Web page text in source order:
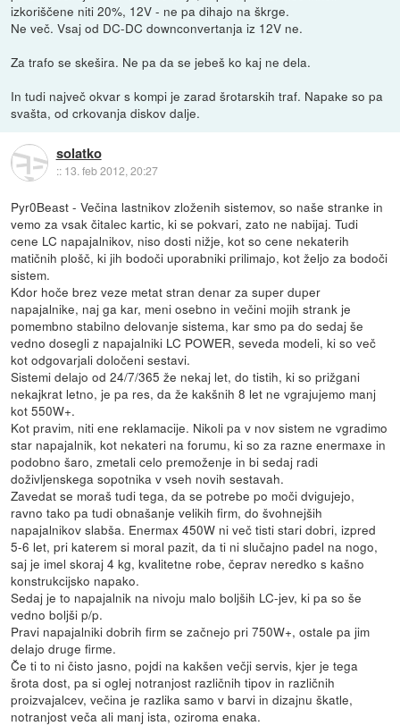
izkoriščene niti 20%, 12V - ne pa dihajo na škrge.
Ne več. Vsaj od DC-DC downconvertanja iz 12V ne.
Za trafo se skešira. Ne pa da se jebeš ko kaj ne dela.
In tudi največ okvar s kompi je zarad šrotarskih traf. Napake so pa
svašta, od crkovanja diskov dalje.
solatko
:: 13. feb 2012, 20:27
Pyr0Beast - Večina lastnikov zloženih sistemov, so naše stranke in
vemo za vsak čitalec kartic, ki se pokvari, zato ne nabijaj. Tudi
cene LC napajalnikov, niso dosti nižje, kot so cene nekaterih
matičnih plošč, ki jih bodoči uporabniki prilimajo, kot željo za bodoči
sistem.
Kdor hoče brez veze metat stran denar za super duper
napajalnike, naj ga kar, meni osebno in večini mojih strank je
pomembno stabilno delovanje sistema, kar smo pa do sedaj še
vedno dosegli z napajalniki LC POWER, seveda modeli, ki so več
kot odgovarjali določeni sestavi.
Sistemi delajo od 24/7/365 že nekaj let, do tistih, ki so prižgani
nekajkrat letno, je pa res, da že kakšnih 8 let ne vgrajujemo manj
kot 550W+.
Kot pravim, niti ene reklamacije. Nikoli pa v nov sistem ne vgradimo
star napajalnik, kot nekateri na forumu, ki so za razne enermaxe in
podobno šaro, zmetali celo premoženje in bi sedaj radi
doživljenskega sopotnika v vseh novih sestavah.
Zavedat se moraš tudi tega, da se potrebe po moči dvigujejo,
ravno tako pa tudi obnašanje velikih firm, do švohnejših
napajalnikov slabša. Enermax 450W ni več tisti stari dobri, izpred
5-6 let, pri katerem si moral pazit, da ti ni slučajno padel na nogo,
saj je imel skoraj 4 kg, kvalitetne robe, čeprav neredko s kašno
konstrukcijsko napako.
Sedaj je to napajalnik na nivoju malo boljših LC-jev, ki pa so še
vedno boljši p/p.
Pravi napajalniki dobrih firm se začnejo pri 750W+, ostale pa jim
delajo druge firme.
Če ti to ni čisto jasno, pojdi na kakšen večji servis, kjer je tega
šrota dost, pa si oglej notranjost različnih tipov in različnih
proizvajalcev, večina je razlika samo v barvi in dizajnu škatle,
notranjost veča ali manj ista, oziroma enaka.